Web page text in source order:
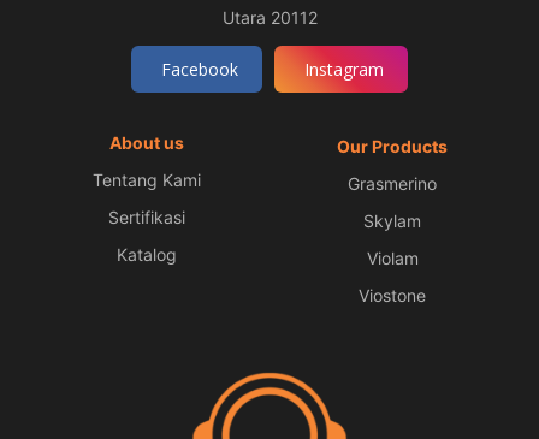
Utara 20112
Facebook Instagram
About us
Tentang Kami
Sertifikasi
Katalog
Our Products
Grasmerino
Skylam
Violam
Viostone